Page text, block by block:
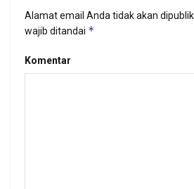
Alamat email Anda tidak akan
wajib ditandai *
Komentar